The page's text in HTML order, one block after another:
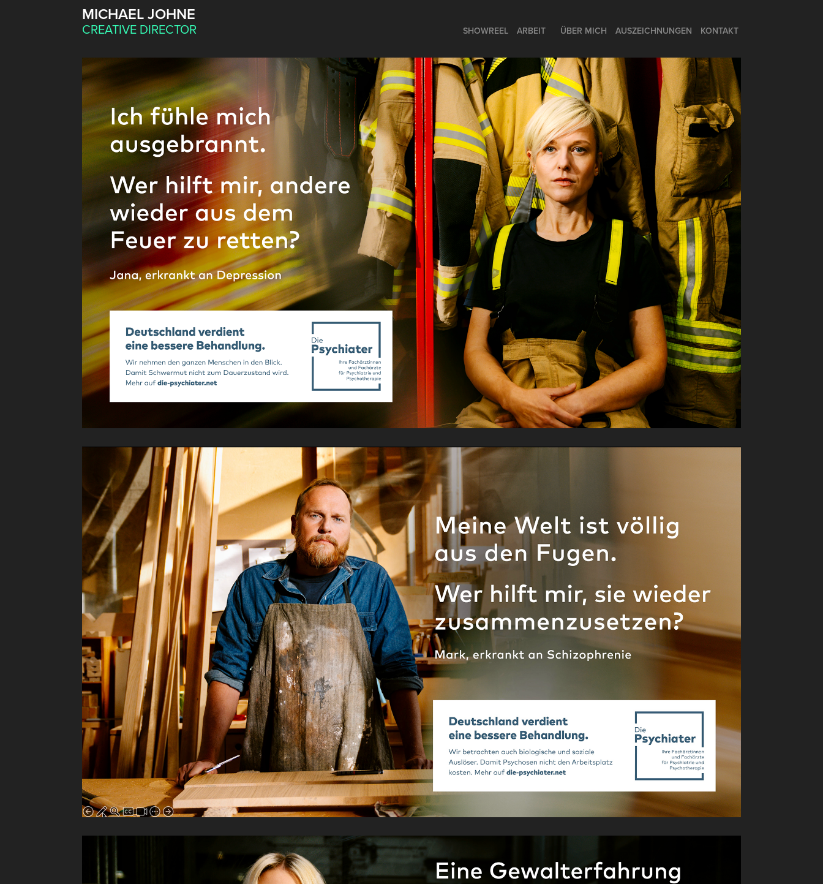
MICHAEL JOHNE
CREATIVE DIRECTOR SHOWREEL ARBEIT ÜBER MICH AUSZEICHNUNGEN KONTAKT